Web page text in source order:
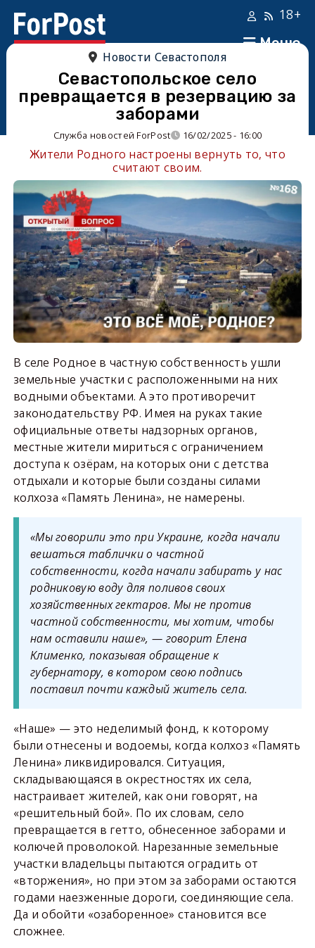
Меню
18+
Новости Севастополя
Севастопольское село
превращается в резервацию за
заборами
Служба новостей ForPost 16/02/2025 - 16:00
Жители Родного настроены вернуть то, что
считают своим.
В селе Родное в частную собственность ушли
земельные участки с расположенными на них
водными объектами. А это противоречит
законодательству РФ. Имея на руках такие
официальные ответы надзорных органов,
местные жители мириться с ограничением
доступа к озёрам, на которых они с детства
отдыхали и которые были созданы силами
колхоза «Память Ленина», не намерены.
«Мы говорили это при Украине, когда начали
вешаться таблички о частной
собственности, когда начали забирать у нас
родниковую воду для поливов своих
хозяйственных гектаров. Мы не против
частной собственности, мы хотим, чтобы
нам оставили наше», — говорит Елена
Клименко, показывая обращение к
губернатору, в котором свою подпись
поставил почти каждый житель села.
«Наше» — это неделимый фонд, к которому
были отнесены и водоемы, когда колхоз «Память
Ленина» ликвидировался. Ситуация,
складывающаяся в окрестностях их села,
настраивает жителей, как они говорят, на
«решительный бой». По их словам, село
превращается в гетто, обнесенное заборами и
колючей проволокой. Нарезанные земельные
участки владельцы пытаются оградить от
«вторжения», но при этом за заборами остаются
годами наезженные дороги, соединяющие села.
Да и обойти «озаборенное» становится все
сложнее.